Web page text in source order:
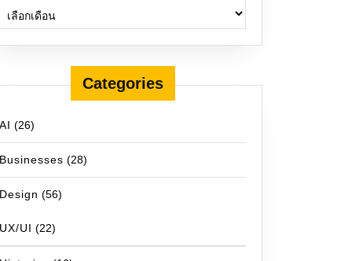
Categories
AI (26)
Businesses (28)
Design (56)
UX/UI (22)